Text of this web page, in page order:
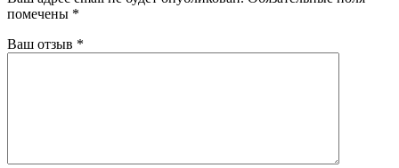
помечены *
Ваш отзыв *